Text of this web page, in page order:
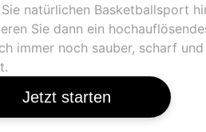
natürlichen Basketballsport
Sie dann ein
immer noch sauber, scharf
Jetzt starten